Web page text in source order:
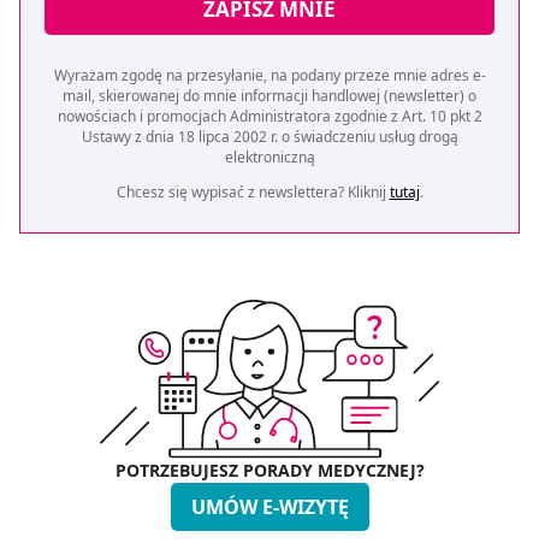
ZAPISZ MNIE
Wyrażam zgodę na przesyłanie, na podany przeze mnie adres e-
mail, skierowanej do mnie informacji handlowej (newsletter) o
nowościach i promocjach Administratora zgodnie z Art. 10 pkt 2
Ustawy z dnia 18 lipca 2002 r. o świadczeniu usług drogą
elektroniczną
Chcesz się wypisać z newslettera? Kliknij tutaj.
POTRZEBUJESZ PORADY MEDYCZNEJ?
UMÓW E-WIZYTĘ